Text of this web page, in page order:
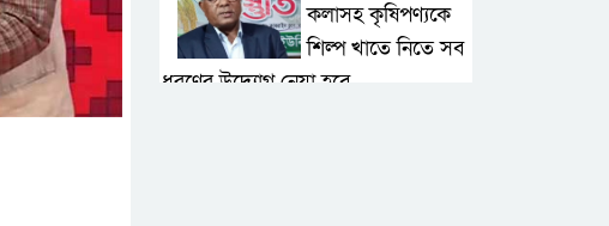
কলাসহ কৃষিপণ্যকে
শিল্প খাতে নিতে সব
ধরণের উদ্যোগ নেয়া হবে